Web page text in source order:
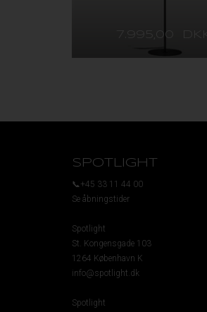
7.995,00 DKK
SPOTLIGHT
📞+45 33 11 44 00
Se åbningstider
Spotlight
St. Kongensgade 103
1264 København K
info@spotlight.dk
Spotlight